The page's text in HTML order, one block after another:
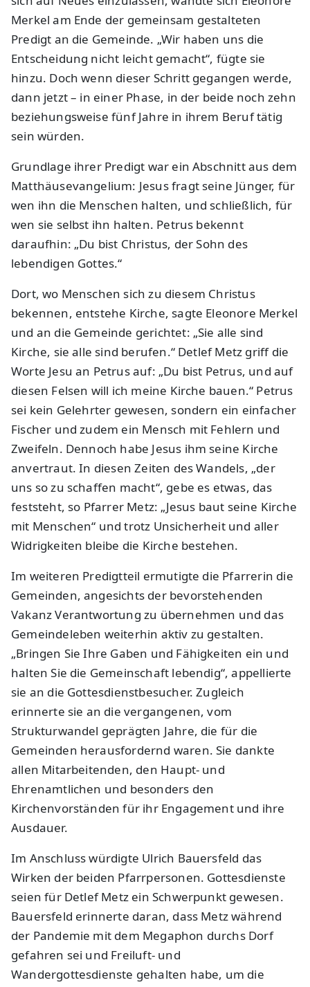
Merkel am Ende der gemeinsam gestalteten
Predigt an die Gemeinde. „Wir haben uns die
Entscheidung nicht leicht gemacht“, fügte sie
hinzu. Doch wenn dieser Schritt gegangen werde,
dann jetzt – in einer Phase, in der beide noch zehn
beziehungsweise fünf Jahre in ihrem Beruf tätig
sein würden.
Grundlage ihrer Predigt war ein Abschnitt aus dem
Matthäusevangelium: Jesus fragt seine Jünger, für
wen ihn die Menschen halten, und schließlich, für
wen sie selbst ihn halten. Petrus bekennt
daraufhin: „Du bist Christus, der Sohn des
lebendigen Gottes.“
Dort, wo Menschen sich zu diesem Christus
bekennen, entstehe Kirche, sagte Eleonore Merkel
und an die Gemeinde gerichtet: „Sie alle sind
Kirche, sie alle sind berufen.“ Detlef Metz griff die
Worte Jesu an Petrus auf: „Du bist Petrus, und auf
diesen Felsen will ich meine Kirche bauen.“ Petrus
sei kein Gelehrter gewesen, sondern ein einfacher
Fischer und zudem ein Mensch mit Fehlern und
Zweifeln. Dennoch habe Jesus ihm seine Kirche
anvertraut. In diesen Zeiten des Wandels, „der
uns so zu schaffen macht“, gebe es etwas, das
feststeht, so Pfarrer Metz: „Jesus baut seine Kirche
mit Menschen“ und trotz Unsicherheit und aller
Widrigkeiten bleibe die Kirche bestehen.
Im weiteren Predigtteil ermutigte die Pfarrerin die
Gemeinden, angesichts der bevorstehenden
Vakanz Verantwortung zu übernehmen und das
Gemeindeleben weiterhin aktiv zu gestalten.
„Bringen Sie Ihre Gaben und Fähigkeiten ein und
halten Sie die Gemeinschaft lebendig“, appellierte
sie an die Gottesdienstbesucher. Zugleich
erinnerte sie an die vergangenen, vom
Strukturwandel geprägten Jahre, die für die
Gemeinden herausfordernd waren. Sie dankte
allen Mitarbeitenden, den Haupt- und
Ehrenamtlichen und besonders den
Kirchenvorständen für ihr Engagement und ihre
Ausdauer.
Im Anschluss würdigte Ulrich Bauersfeld das
Wirken der beiden Pfarrpersonen. Gottesdienste
seien für Detlef Metz ein Schwerpunkt gewesen.
Bauersfeld erinnerte daran, dass Metz während
der Pandemie mit dem Megaphon durchs Dorf
gefahren sei und Freiluft- und
Wandergottesdienste gehalten habe, um die